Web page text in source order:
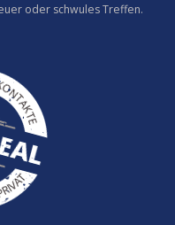
oder schwules Treffen.